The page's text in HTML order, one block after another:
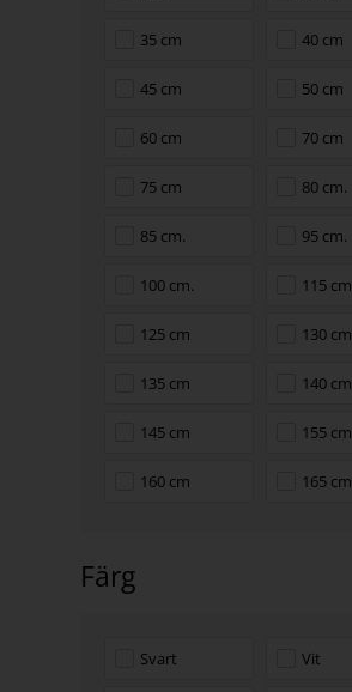
35 cm 40 cm
45 cm 50 cm
60 cm 70 cm
75 cm 80 cm.
85 cm. 95 cm.
100 cm. 115 cm
125 cm 130 cm
135 cm 140 cm
145 cm 155 cm
160 cm 165 cm
Färg
Svart Vit